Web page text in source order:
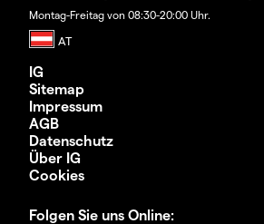
Montag-Freitag von 08:30-20:00 Uhr.
IG
Sitemap
Impressum
AGB
Datenschutz
Über IG
Cookies
Folgen Sie uns Online: